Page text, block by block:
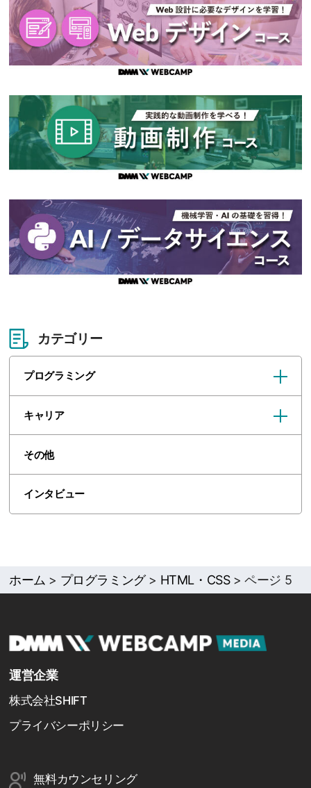
カテゴリー
プログラミング
キャリア
その他
インタビュー
ホーム > プログラミング> HTML・CSS>ページ 5
運営企業
株式会社SHIFT
プライバシーポリシー
無料カウンセリング